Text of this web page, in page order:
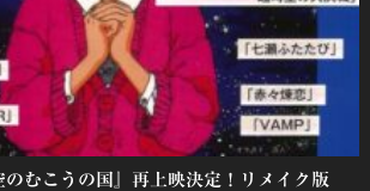
のむこうの国』再上映決定！リメイク版